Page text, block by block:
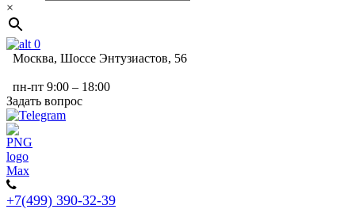
×
0
Москва, Шоссе Энтузиастов, 56
пн-пт 9:00 – 18:00
Задать вопрос
+7(499) 390-32-39